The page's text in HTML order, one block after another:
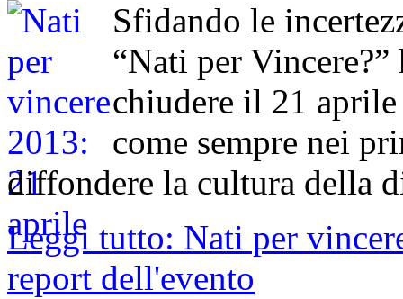
Sfidando le
“Nati per
chiudere il 21
come sempre nei
diffondere la cultura della
Leggi tutto: Nati per
report dell'evento